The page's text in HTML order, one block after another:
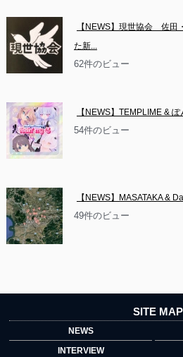
【NEWS】現世協会　佐
た新...
62件のビュー
【NEWS】TEMPLIME & ぽ
54件のビュー
【NEWS】MASATAKA &
49件のビュー
SITE MAP
NEWS
INTERVIEW